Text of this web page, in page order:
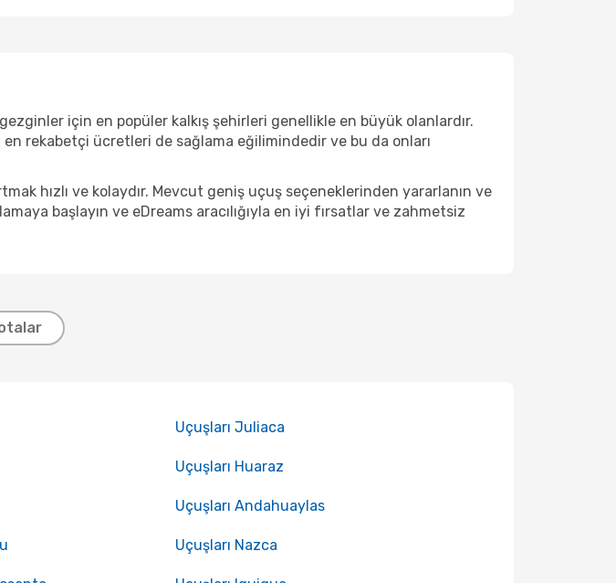
için en popüler kalkış şehirleri genellikle en büyük olanlardır.
rekabetçi ücretleri de sağlama eğilimindedir ve bu da onları
hızlı ve kolaydır. Mevcut geniş uçuş seçeneklerinden yararlanın ve
başlayın ve eDreams aracılığıyla en iyi fırsatlar ve zahmetsiz
Uçuşları Juliaca
Uçuşları Huaraz
Uçuşları Andahuaylas
Uçuşları Nazca